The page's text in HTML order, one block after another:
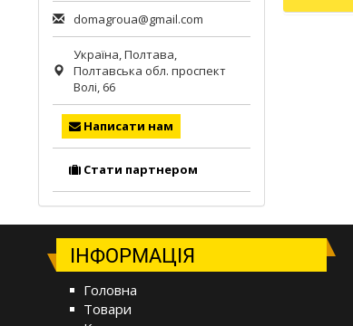
domagroua@gmail.com
Україна,Полтава,
Полтавська обл. проспект
Волі, 66
Написати нам
Стати партнером
ІНФОРМАЦІЯ
Головна
Товари